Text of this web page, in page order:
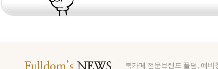
북카페 전문브랜드 풀덤, 예비